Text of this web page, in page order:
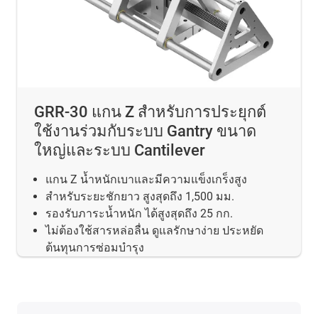
GRR-30 แกน Z สำหรับการประยุกต์
ใช้งานร่วมกับระบบ Gantry ขนาด
ใหญ่และระบบ Cantilever
แกน Z น้ำหนักเบาและมีความแข็งเกร็งสูง
สำหรับระยะชักยาว สูงสุดถึง 1,500 มม.
รองรับภาระน้ำหนัก ได้สูงสุดถึง 25 กก.
ไม่ต้องใช้สารหล่อลื่น ดูแลรักษาง่าย ประหยัด
ต้นทุนการซ่อมบำรุง